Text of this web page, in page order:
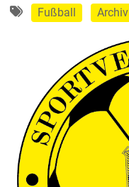
Fußball Archiv